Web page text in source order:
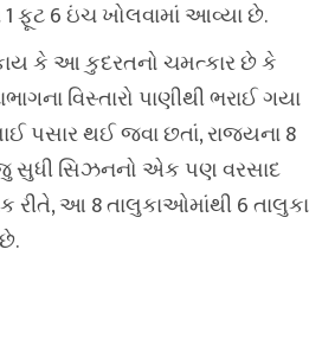
1 ફૂટ 6 ઇંચ ખોલવામાં આવ્યા છે.
કે આ કુદરતનો ચમત્કાર છે કે
વિસ્તારો પાણીથી ભરાઈ ગયા
પસાર થઈ જવા છતાં, રાજ્યના 8
સુધી સિઝનનો એક પણ વરસાદ
રીતે, આ 8 તાલુકાઓમાંથી 6 તાલુકા